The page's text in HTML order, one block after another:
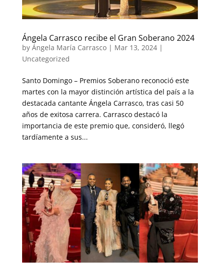
Ángela Carrasco recibe el Gran Soberano 2024
by Ángela María Carrasco| Mar 13, 2024|
Uncategorized
Santo Domingo – Premios Soberano reconoció este
martes con la mayor distinción artística del país a la
destacada cantante Ángela Carrasco, tras casi 50
años de exitosa carrera. Carrasco destacó la
importancia de este premio que, consideró, llegó
tardíamente a sus...